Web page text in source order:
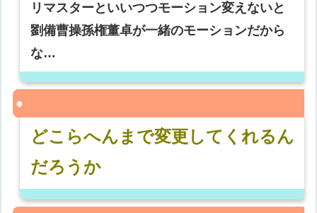
リマスターといいつつモーション変えないと
劉備曹操孫権董卓が一緒のモーションだから
な…
どこらへんまで変更してくれるん
だろうか